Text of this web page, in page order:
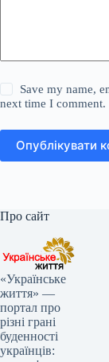
Save my name,
next time I comment.
Опублікувати
Про сайт
«Українське
життя» —
портал про
різні грані
буденності
українців: